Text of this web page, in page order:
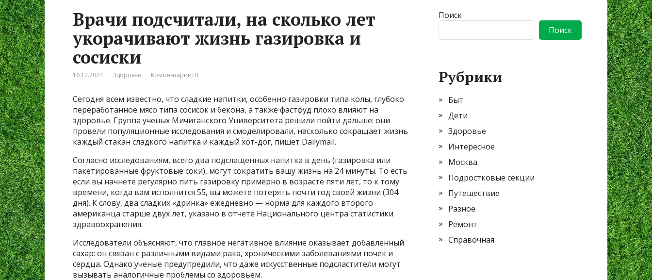
Врачи подсчитали, на сколько лет
укорачивают жизнь газировка и
сосиски
16.12.2024 Здоровье Комментарии: 0
Сегодня всем известно, что сладкие напитки, особенно газировки типа колы, глубоко
переработанное мясо типа сосисок и бекона, а также фастфуд плохо влияют на
здоровье. Группа ученых Мичиганского Университета решили пойти дальше: они
провели популяционные исследования и смоделировали, насколько сокращает жизнь
каждый стакан сладкого напитка и каждый хот-дог, пишет Dailymail.
Согласно исследованиям, всего два подслащенных напитка в день (газировка или
пакетированные фруктовые соки), могут сократить вашу жизнь на 24 минуты. То есть
если вы начнете регулярно пить газировку примерно в возрасте пяти лет, то к тому
времени, когда вам исполнится 55, вы можете потерять почти год своей жизни (304
дня). К слову, два сладких «дринка» ежедневно — норма для каждого второго
американца старше двух лет, указано в отчете Национального центра статистики
здравоохранения.
Исследователи объясняют, что главное негативное влияние оказывает добавленный
сахар: он связан с различными видами рака, хроническими заболеваниями почек и
сердца. Однако ученые предупредили, что даже искусственные подсластители могут
вызывать аналогичные проблемы со здоровьем.
Поиск
Поиск
Рубрики
Быт
Дети
Здоровье
Интересное
Москва
Подростковые секции
Путешествие
Разное
Ремонт
Справочная